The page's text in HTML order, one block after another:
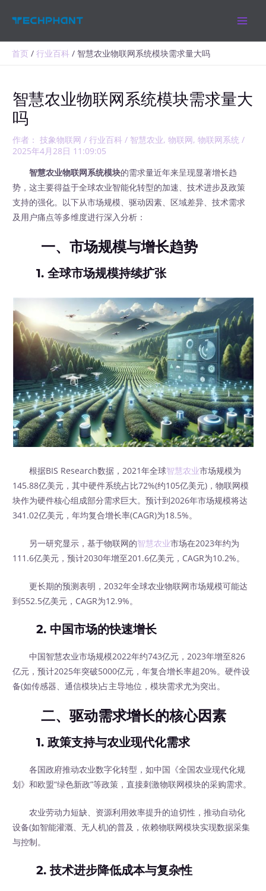
首页 行业百科 智慧农业物联网系统模块需求量大吗
智慧农业物联网系统模块需求量大
吗
作者： 技象物联网/行业百科 / 智慧农业,物联网,物联网系统 /
2025年4月28日 11:09:05
智慧农业物联网系统模块的需求量近年来呈现显著增长趋
势，这主要得益于全球农业智能化转型的加速、技术进步及政策
支持的强化。以下从市场规模、驱动因素、区域差异、技术需求
及用户痛点等多维度进行深入分析：
一、市场规模与增长趋势
1.全球市场规模持续扩张
根据BIS Research数据，2021年全球智慧农业市场规模为
145.88亿美元，其中硬件系统占比72%(约105亿美元)，物联网模
块作为硬件核心组成部分需求巨大。预计到2026年市场规模将达
341.02亿美元，年均复合增长率(CAGR)为18.5%。
另一研究显示，基于物联网的智慧农业市场在2023年约为
111.6亿美元，预计2030年增至201.6亿美元，CAGR为10.2%。
更长期的预测表明，2032年全球农业物联网市场规模可能达
到552.5亿美元，CAGR为12.9%。
2. 中国市场的快速增长
中国智慧农业市场规模2022年约743亿元，2023年增至826
亿元，预计2025年突破5000亿元，年复合增长率超20%。硬件设
备(如传感器、通信模块)占主导地位，模块需求尤为突出。
二、驱动需求增长的核心因素
1.政策支持与农业现代化需求
各国政府推动农业数字化转型，如中国《全国农业现代化规
划》和欧盟“绿色新政”等政策，直接刺激物联网模块的采购需求。
农业劳动力短缺、资源利用效率提升的迫切性，推动自动化
设备(如智能灌溉、无人机)的普及，依赖物联网模块实现数据采集
与控制。
2.技术进步降低成本与复杂性